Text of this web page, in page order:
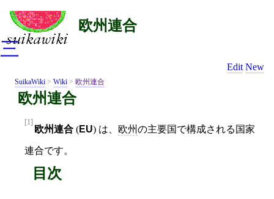
欧州連合
Edit New
SuikaWiki > Wiki > 欧州連合
欧州連合
[1]
欧州連合 (EU) は、 欧州の主要国で構成される国家
連合です。
目次
三